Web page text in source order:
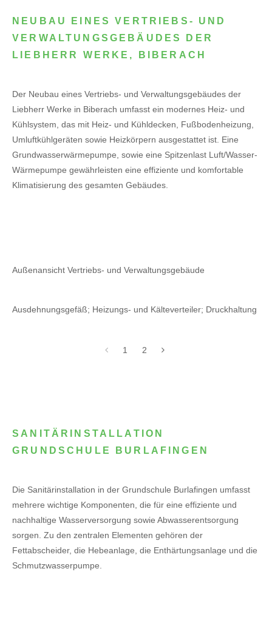
NEUBAU EINES VERTRIEBS- UND
VERWALTUNGSGEBÄUDES DER
LIEBHERR WERKE, BIBERACH
Der Neubau eines Vertriebs- und Verwaltungsgebäudes der
Liebherr Werke in Biberach umfasst ein modernes Heiz- und
Kühlsystem, das mit Heiz- und Kühldecken, Fußbodenheizung,
Umluftkühlgeräten sowie Heizkörpern ausgestattet ist. Eine
Grundwasserwärmepumpe, sowie eine Spitzenlast Luft/Wasser-
Wärmepumpe gewährleisten eine effiziente und komfortable
Klimatisierung des gesamten Gebäudes.
Außenansicht Vertriebs- und Verwaltungsgebäude
Ausdehnungsgefäß; Heizungs- und Kälteverteiler; Druckhaltung
1 2
SANITÄRINSTALLATION
GRUNDSCHULE BURLAFINGEN
Die Sanitärinstallation in der Grundschule Burlafingen umfasst
mehrere wichtige Komponenten, die für eine effiziente und
nachhaltige Wasserversorgung sowie Abwasserentsorgung
sorgen. Zu den zentralen Elementen gehören der
Fettabscheider, die Hebeanlage, die Enthärtungsanlage und die
Schmutzwasserpumpe.